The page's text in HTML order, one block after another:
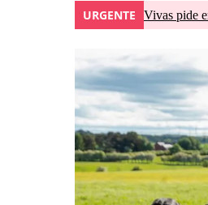
URGENTE Vivas pide